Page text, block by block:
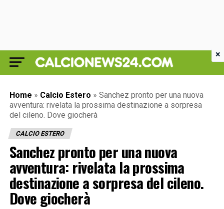
Home » Calcio Estero » Sanchez pronto per una nuova
avventura: rivelata la prossima destinazione a sorpresa
del cileno. Dove giocherà
CALCIO ESTERO
Sanchez pronto per una nuova
avventura: rivelata la prossima
destinazione a sorpresa del cileno.
Dove giocherà
×